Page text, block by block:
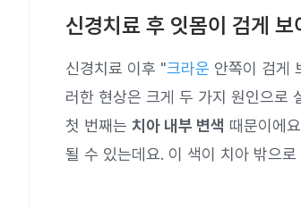
신경치료 후 잇몸이 검게
신경치료 이후 "크라운 안쪽이 검게
러한 현상은 크게 두 가지 원인으로
첫 번째는 치아 내부 변색 때문이에
될 수 있는데요. 이 색이 치아 밖으